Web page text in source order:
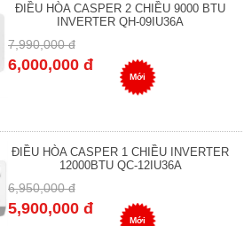
ĐIỀU HÒA CASPER 2 CHIỀU 9000 BTU
INVERTER QH-09IU36A
7,990,000 đ
6,000,000 đ
Mới
ĐIỀU HÒA CASPER 1 CHIỀU INVERTER
12000BTU QC-12IU36A
6,950,000 đ
5,900,000 đ
Mới